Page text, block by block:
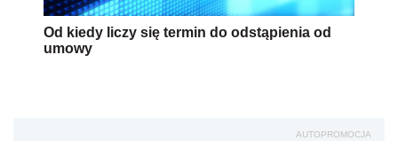
Od kiedy liczy się termin do odstąpienia od
umowy
AUTOPROMOCJA